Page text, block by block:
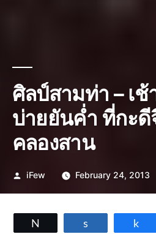
ศิลป์สามท่า – เ
บ่ายยันค่ำ ที่กะ
คลองสาน
Posted
iFew February 24, 2013